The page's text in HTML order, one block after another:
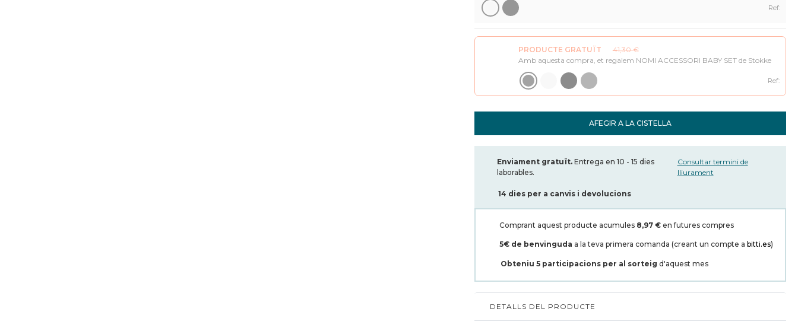
Ref:
PRODUCTE GRATUÏT
41,30 €
Amb aquesta compra, et regalem NOMI ACCESSORI BABY SET de Stokke
Ref:
AFEGIR A LA CISTELLA
Enviament gratuït. Entrega en 10 - 15 dies
laborables.
Consultar termini de
lliurament
14 dies per a canvis i devolucions
Comprant aquest producte acumules 8,97 € en futures compres
5€ de benvinguda a la teva primera comanda (creant un compte a bitti.es)
Obteniu 5 participacions per al sorteig d'aquest mes
DETALLS DEL PRODUCTE